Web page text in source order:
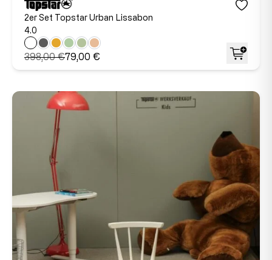
2er Set Topstar Urban Lissabon
4.0
398,00 €79,00 €